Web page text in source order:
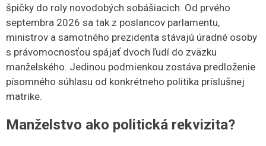
špičky do roly novodobých sobášiacich. Od prvého
septembra 2026 sa tak z poslancov parlamentu,
ministrov a samotného prezidenta stávajú úradné osoby
s právomocnosťou spájať dvoch ľudí do zväzku
manželského. Jedinou podmienkou zostáva predloženie
písomného súhlasu od konkrétneho politika príslušnej
matrike.
​Manželstvo ako politická rekvizita?